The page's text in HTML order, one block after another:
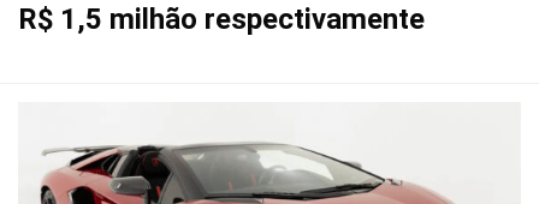
R$ 1,5 milhão respectivamente